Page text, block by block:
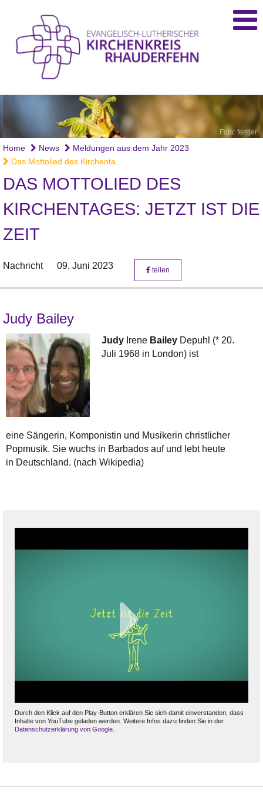
Foto: fentjer
Home News
Meldungen aus dem Jahr 2023
Das Mottolied des Kirchenta...
DAS MOTTOLIED DES
KIRCHENTAGES: JETZT IST DIE
ZEIT
Nachricht 09. Juni 2023 teilen
Judy Bailey
Judy Irene BaileyDepuhl (* 20.
Juli 1968 in London) ist
eine Sängerin, Komponistin und Musikerin christlicher
Popmusik. Sie wuchs in Barbados auf und lebt heute
in Deutschland. (nach Wikipedia)
Durch den Klick auf den Play-Button erklären Sie sich damit einverstanden, dass
Inhalte von YouTube geladen werden. Weitere Infos dazu finden Sie in der
Datenschutzerklärung von Google